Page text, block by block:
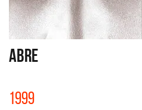
ABRE
1999